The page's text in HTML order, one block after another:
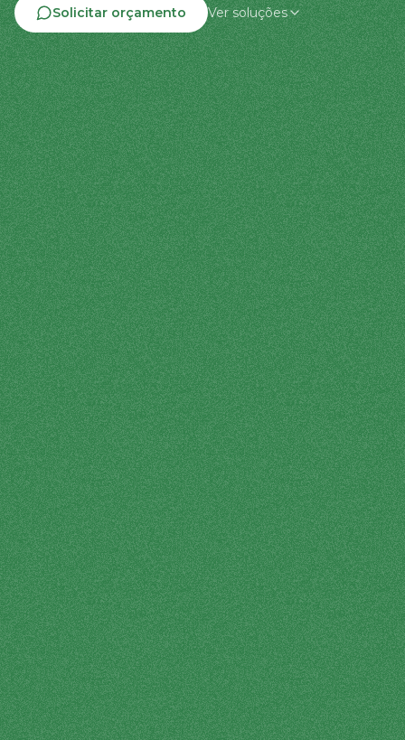
Solicitar orçamento Ver soluções